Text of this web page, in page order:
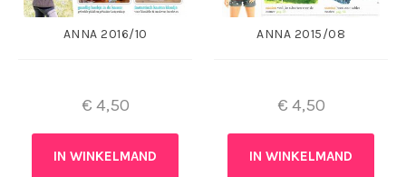
ANNA 2016/10
€ 4,50
IN WINKELMAND
ANNA 2015/08
€ 4,50
IN WINKELMAND